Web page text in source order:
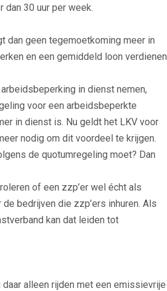
30 uur per week.
dan geen tegemoetkoming meer in
en een gemiddeld loon verdienen
in dienst nemen,
voor een arbeidsbeperkte
in dienst is. Nu geldt het LKV voor
nodig om dit voordeel te krijgen.
de quotumregeling moet? Dan
of een zzp’er wel écht als
bedrijven die zzp’ers inhuren. Als
kan dat leiden tot
alleen rijden met een emissievrije